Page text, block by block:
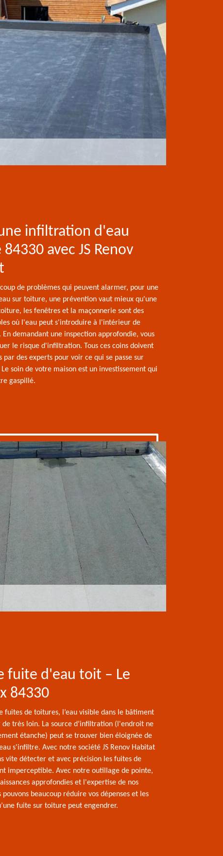
infiltration d'eau
avec JS Renov
de problèmes qui peuvent alarmer, pour une
sur toiture, une prévention vaut mieux qu'une
les fenêtres et la maçonnerie sont des
où l'eau peut s'introduire à l'intérieur de
En demandant une inspection approfondie, vous
le risque d'infiltration. Tous ces coins doivent
par des experts pour voir ce qui se passe sur
soin de votre maison est un investissement qui
gaspillé.
fuite d'eau toit – Le
84330
fuites de toitures, l’eau visible dans le bâtiment
de très loin. La source d’infiltration (l'endroit ne
étanche) peut se trouver bien éloignée de
s'infiltre. Avec notre société JS Renov Habitat
vite détecter et avec précision les fuites de
imperceptible. Avec notre outillage de pointe,
approfondies et l'expertise de nos
pouvons beaucoup réduire vos dépenses et les
fuite sur toiture peut engendrer.